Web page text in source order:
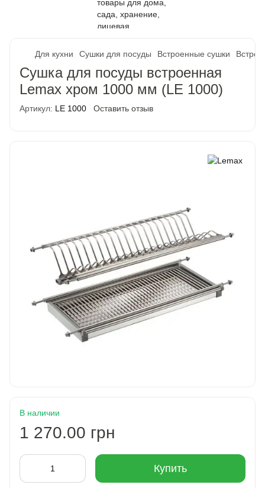
Для кухни Сушки для посуды Встроенные сушки
Сушка для посуды встроенная
Lemax хром 1000 мм (LE 1000)
Артикул: LE 1000 Оставить отзыв
В наличии
1 270.00 грн
Купить